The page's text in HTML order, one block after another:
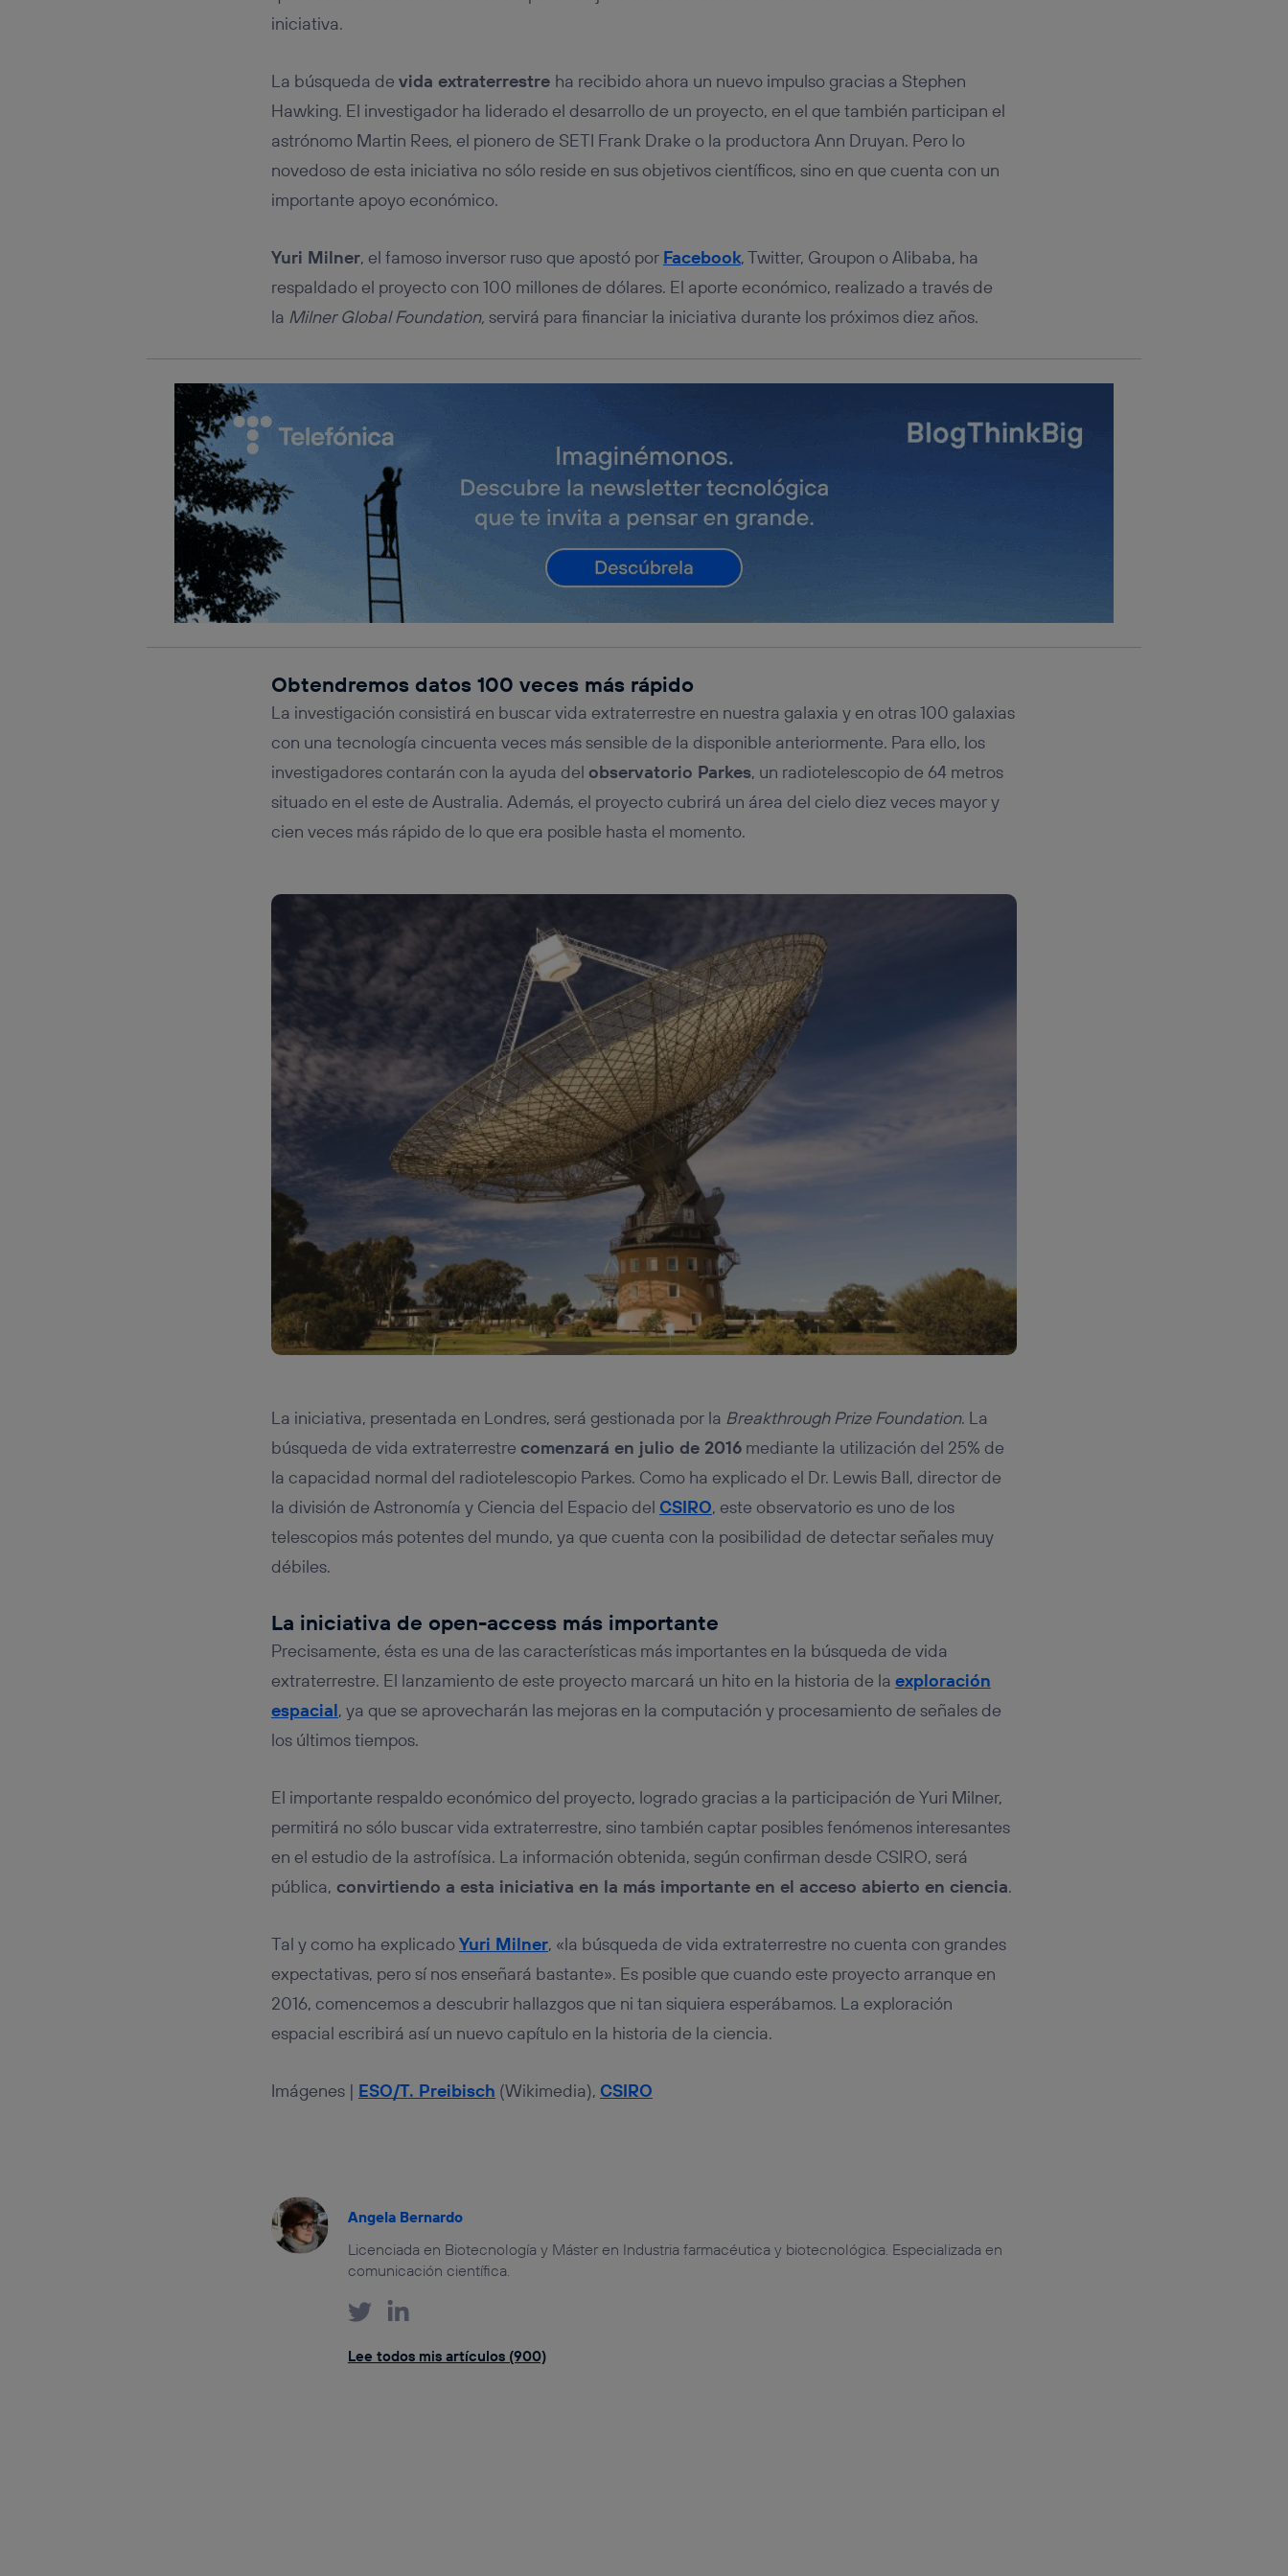
iniciativa.
La búsqueda de vida extraterrestre ha recibido ahora un nuevo impulso gracias a Stephen
Hawking. El investigador ha liderado el desarrollo de un proyecto, en el que también participan el
astrónomo Martin Rees, el pionero de SETI Frank Drake o la productora Ann Druyan. Pero lo
novedoso de esta iniciativa no sólo reside en sus objetivos científicos, sino en que cuenta con un
importante apoyo económico.
Yuri Milner, el famoso inversor ruso que apostó por Facebook, Twitter, Groupon o Alibaba, ha
respaldado el proyecto con 100 millones de dólares. El aporte económico, realizado a través de
la Milner Global Foundation, servirá para financiar la iniciativa durante los próximos diez años.
Obtendremos datos 100 veces más rápido
La investigación consistirá en buscar vida extraterrestre en nuestra galaxia y en otras 100 galaxias
con una tecnología cincuenta veces más sensible de la disponible anteriormente. Para ello, los
investigadores contarán con la ayuda del observatorio Parkes, un radiotelescopio de 64 metros
situado en el este de Australia. Además, el proyecto cubrirá un área del cielo diez veces mayor y
cien veces más rápido de lo que era posible hasta el momento.
La iniciativa, presentada en Londres, será gestionada por la Breakthrough Prize Foundation. La
búsqueda de vida extraterrestre comenzará en julio de 2016mediante la utilización del 25% de
la capacidad normal del radiotelescopio Parkes. Como ha explicado el Dr. Lewis Ball, director de
la división de Astronomía y Ciencia del Espacio del CSIRO, este observatorio es uno de los
telescopios más potentes del mundo, ya que cuenta con la posibilidad de detectar señales muy
débiles.
La iniciativa de open-access más importante
Precisamente, ésta es una de las características más importantes en la búsqueda de vida
extraterrestre. El lanzamiento de este proyecto marcará un hito en la historia de la exploración
espacial, ya que se aprovecharán las mejoras en la computación y procesamiento de señales de
los últimos tiempos.
El importante respaldo económico del proyecto, logrado gracias a la participación de Yuri Milner,
permitirá no sólo buscar vida extraterrestre, sino también captar posibles fenómenos interesantes
en el estudio de la astrofísica. La información obtenida, según confirman desde CSIRO, será
pública, convirtiendo a esta iniciativa en la más importante en el acceso abierto en ciencia.
Tal y como ha explicadoYuri Milner, «la búsqueda de vida extraterrestre no cuenta con grandes
expectativas, pero sí nos enseñará bastante». Es posible que cuando este proyecto arranque en
2016, comencemos a descubrir hallazgos que ni tan siquiera esperábamos. La exploración
espacial escribirá así un nuevo capítulo en la historia de la ciencia.
Imágenes | ESO/T. Preibisch (Wikimedia), CSIRO
Angela Bernardo
Licenciada en Biotecnología y Máster en Industria farmacéutica y biotecnológica. Especializada en
comunicación científica.
Lee todos mis artículos (900)
realizará en función de las actividades de navegación de los miembros del hogar que
hayan dado su consentimiento.
únicamente en la navegación del usuario del móvil.
Puedes gestionar los consentimientos Utiq seleccionando “Administrar Utiq” en la parte
inferior de esta página web o visitando el
Para más información, consulta la